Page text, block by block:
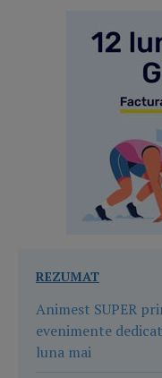
REZUMAT
Animest SUPER
evenimente
luna mai